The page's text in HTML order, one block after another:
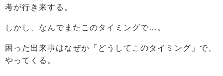
考が行き来する。
しかし、なんでまたこのタイミングで…。
困った出来事はなぜか「どうしてこのタイミング」で、
やってくる。